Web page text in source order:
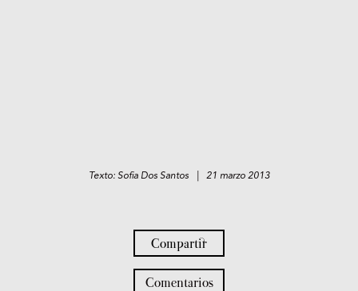
Texto: Sofia Dos Santos | 21 marzo 2013
Compartir
Comentarios